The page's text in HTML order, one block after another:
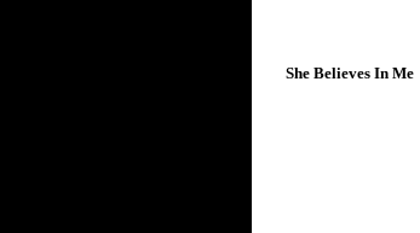
She Believes In Me